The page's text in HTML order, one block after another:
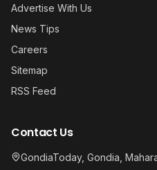
Advertise With Us
News Tips
Careers
Sitemap
RSS Feed
Contact Us
GondiaToday, Gondia,